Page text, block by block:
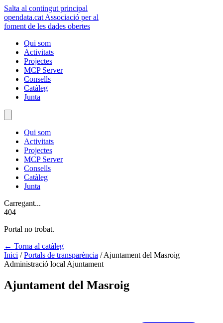
Salta al contingut principal
opendata.cat Associació per al
foment de les dades obertes
Qui som
Activitats
Projectes
MCP Server
Consells
Catàleg
Junta
Qui som
Activitats
Projectes
MCP Server
Consells
Catàleg
Junta
Carregant...
404
Portal no trobat.
← Torna al catàleg
Inici / Portals de transparència / Ajuntament del Masroig
Administració local Ajuntament
Ajuntament del Masroig